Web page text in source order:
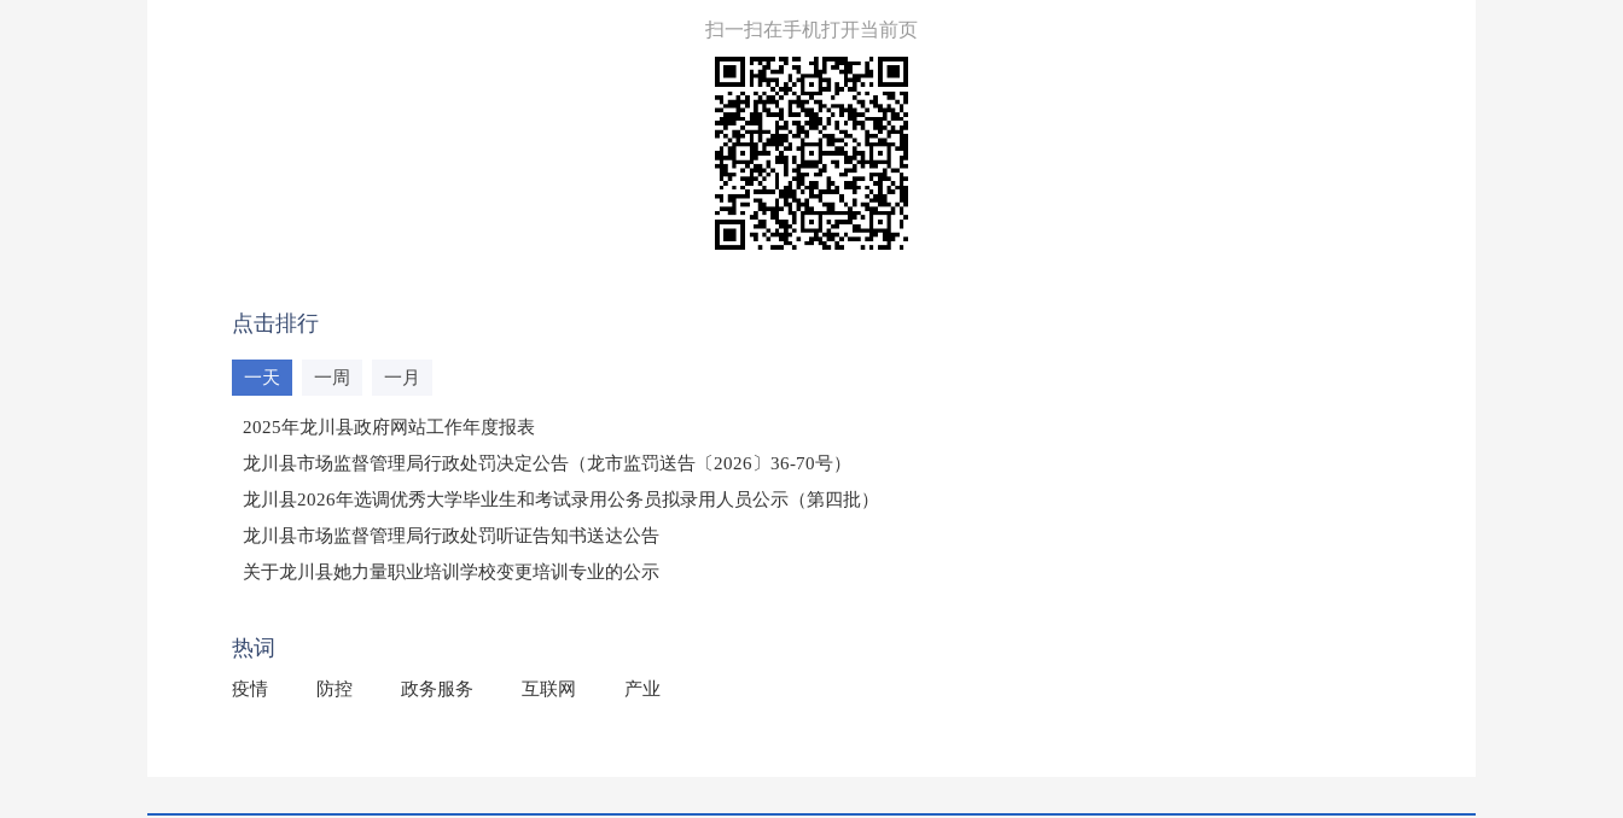
扫一扫在手机打开当前页
点击排行
一天 一周 一月
2025年龙川县政府网站工作年度报表
龙川县市场监督管理局行政处罚决定公告（龙市监罚送告〔2026〕36-70号）
龙川县2026年选调优秀大学毕业生和考试录用公务员拟录用人员公示（第四批）
龙川县市场监督管理局行政处罚听证告知书送达公告
（龙市监罚送告〔2026〕71号）
关于龙川县她力量职业培训学校变更培训专业的公示
热词
疫情 防控 政务服务 互联网 产业